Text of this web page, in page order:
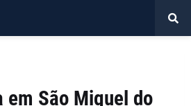
em São Miguel do